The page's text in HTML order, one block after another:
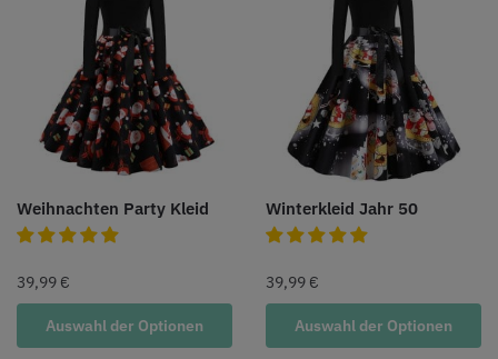
Weihnachten Party Kleid
39,99 €
Auswahl der Optionen
Winterkleid Jahr 50
39,99 €
Auswahl der Optionen